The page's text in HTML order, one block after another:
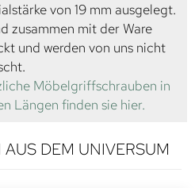
von 19 mm ausgelegt.
zusammen mit der Ware
und werden von uns nicht
Möbelgriffschrauben in
Längen finden sie hier.
DEM UNIVERSUM